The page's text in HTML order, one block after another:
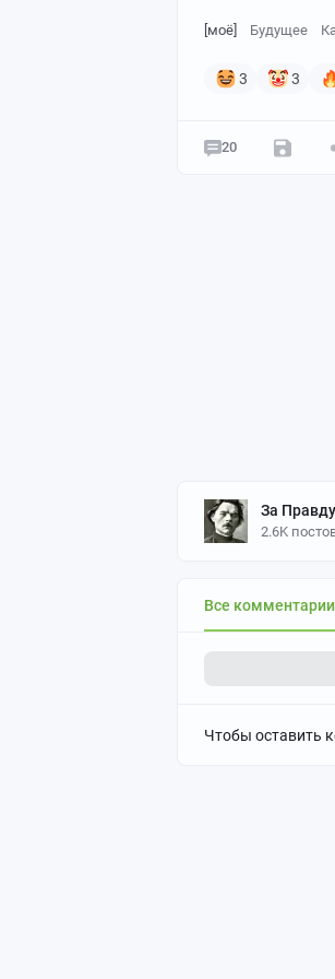
[моё] Будущее
3 3
20
За Правду
2.6K
Все комментарии
Чтобы оставить